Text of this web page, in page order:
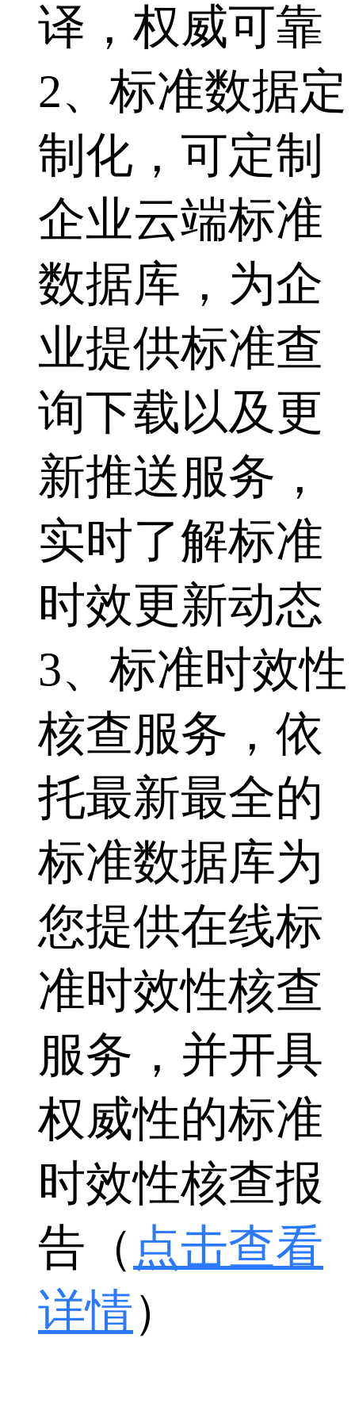
译，权威可靠
2、标准数据定
制化，可定制
企业云端标准
数据库，为企
业提供标准查
询下载以及更
新推送服务，
实时了解标准
时效更新动态
3、标准时效性
核查服务，依
托最新最全的
标准数据库为
您提供在线标
准时效性核查
服务，并开具
权威性的标准
时效性核查报
告（ 点击查看
详情）